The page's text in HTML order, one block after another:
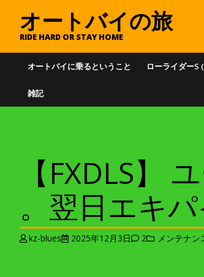
オートバイに乗るということ ローライダーS
雑記
オートバイの旅
RIDE HARD OR STAY HOME
【FXDLS】
。翌日エキパ
kz-blues 2025年12月3日 2 メンテナン